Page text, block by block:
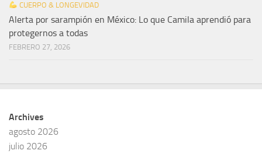
CUERPO & LONGEVIDAD
Alerta por sarampión en México: Lo que Camila aprendió para
protegernos a todas
FEBRERO 27, 2026
Archives
agosto 2026
julio 2026